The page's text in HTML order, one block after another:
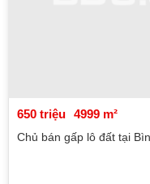
650 triệu 4999 m²
Chủ bán gấp lô đất tại